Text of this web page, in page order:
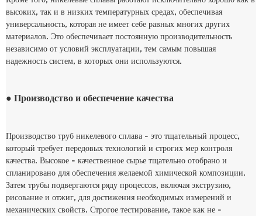
высоких, так и в низких температурных средах, обеспечивая
универсальность, которая не имеет себе равных многих других
материалов. Это обеспечивает постоянную производительность
независимо от условий эксплуатации, тем самым повышая
надежность систем, в которых они используются.
● Производство и обеспечение качества
Производство труб никелевого сплава - это тщательный процесс,
который требует передовых технологий и строгих мер контроля
качества. Высокое - качественное сырье тщательно отобрано и
спланировано для обеспечения желаемой химической композиции.
Затем трубы подвергаются ряду процессов, включая экструзию,
рисование и отжиг, для достижения необходимых измерений и
механических свойств. Строгое тестирование, такое как не -